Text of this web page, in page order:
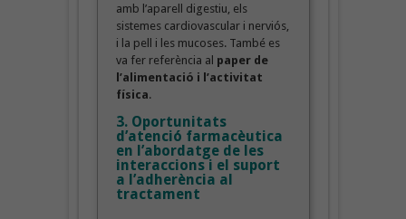
amb l’aparell digestiu, els
sistemes cardiovascular i nerviós,
i la pell i les mucoses. També es
va fer referència al paper de
l’alimentació i l’activitat
física.
3. Oportunitats
d’atenció farmacèutica
en l’abordatge de les
interaccions i el suport
a l’adherència al
tractament